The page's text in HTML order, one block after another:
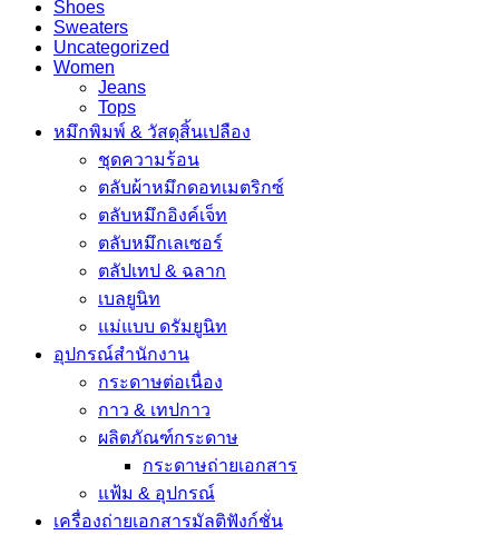
Shoes
Sweaters
Uncategorized
Women
Jeans
Tops
หมึกพิมพ์ & วัสดุสิ้นเปลือง
ชุดความร้อน
ตลับผ้าหมึกดอทเมตริกซ์
ตลับหมึกอิงค์เจ็ท
ตลับหมึกเลเซอร์
ตลัปเทป & ฉลาก
เบลยูนิท
แม่แบบ ดรัมยูนิท
อุปกรณ์สำนักงาน
กระดาษต่อเนื่อง
กาว & เทปกาว
ผลิตภัณฑ์กระดาษ
กระดาษถ่ายเอกสาร
แฟ้ม & อุปกรณ์
เครื่องถ่ายเอกสารมัลติฟังก์ชั่น